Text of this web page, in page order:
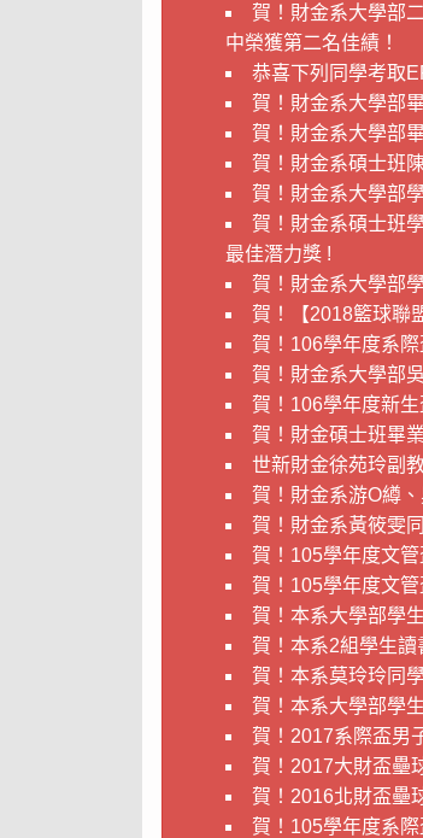
賀！財金系大學部
中榮獲第二名佳績！
恭喜下列同學考取
賀！財金系大學部
賀！財金系大學部
賀！財金系碩士班
賀！財金系大學部
賀！財金系碩士班
最佳潛力獎 !
賀！財金系大學部
賀！【2018籃球聯
賀！106學年度系
賀！財金系大學部
賀！106學年度新
賀！財金碩士班畢
世新財金徐苑玲副
賀！財金系游Ο繜
賀！財金系黃筱雯
賀！105學年度文
賀！105學年度文
賀！本系大學部學
賀！本系2組學生讀
賀！本系莫玲玲同
賀！本系大學部學
賀！2017系際盃男
賀！2017大財盃壘
賀！2016北財盃壘
賀！105學年度系